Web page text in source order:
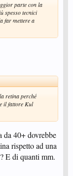
parte con la
spesso tecnici
far mettere a
retina perché
il fattore Kul
da 40+ dovrebbe
rispetto ad una
E di quanti mm.